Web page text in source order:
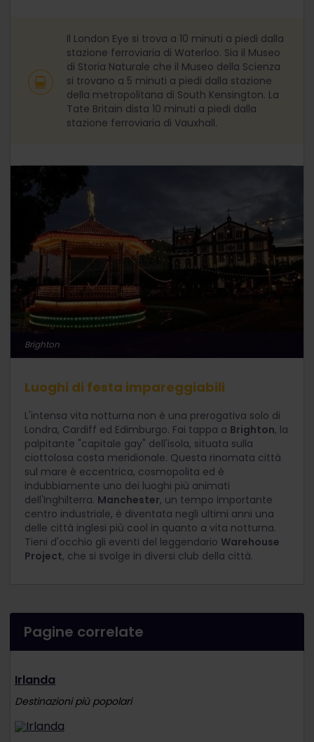
Il London Eye si trova a 10 minuti a piedi dalla
stazione ferroviaria di Waterloo. Sia il Museo
di Storia Naturale che il Museo della Scienza
si trovano a 5 minuti a piedi dalla stazione
della metropolitana di South Kensington. La
Tate Britain dista 10 minuti a piedi dalla
stazione ferroviaria di Vauxhall.
Brighton
Luoghi di festa impareggiabili
L'intensa vita notturna non è una prerogativa solo di
Londra, Cardiff ed Edimburgo. Fai tappa a Brighton, la
palpitante "capitale gay" dell'isola, situata sulla
ciottolosa costa meridionale. Questa rinomata città
sul mare è eccentrica, cosmopolita ed è
indubbiamente uno dei luoghi più animati
dell'Inghilterra. Manchester, un tempo importante
centro industriale, è diventata negli ultimi anni una
delle città inglesi più cool in quanto a vita notturna.
Tieni d'occhio gli eventi del leggendario Warehouse
Project, che si svolge in diversi club della città.
Pagine correlate
Irlanda
Destinazioni più popolari